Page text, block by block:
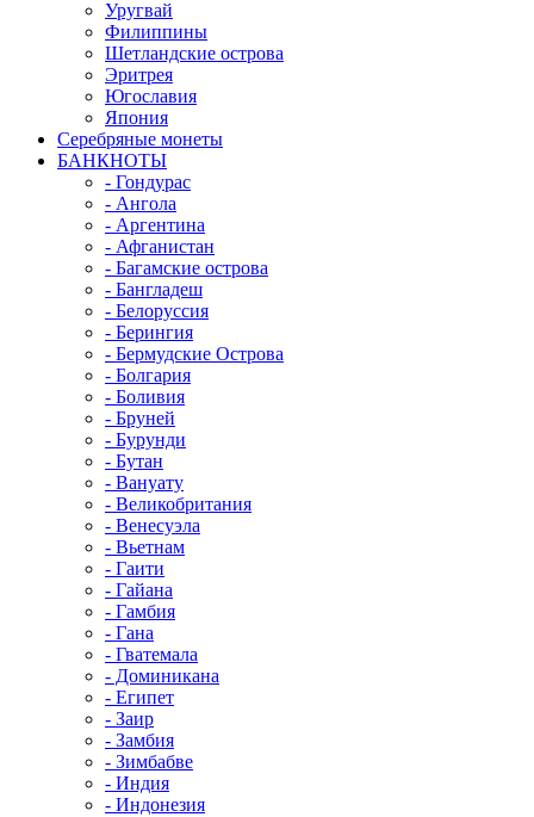
Уругвай
Филиппины
Шетландские острова
Эритрея
Югославия
Япония
Серебряные монеты
БАНКНОТЫ
- Гондурас
- Ангола
- Аргентина
- Афганистан
- Багамские острова
- Бангладеш
- Белоруссия
- Берингия
- Бермудские Острова
- Болгария
- Боливия
- Бруней
- Бурунди
- Бутан
- Вануату
- Великобритания
- Венесуэла
- Вьетнам
- Гаити
- Гайана
- Гамбия
- Гана
- Гватемала
- Доминикана
- Египет
- Заир
- Замбия
- Зимбабве
- Индия
- Индонезия